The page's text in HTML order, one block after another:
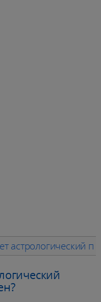
астрологический